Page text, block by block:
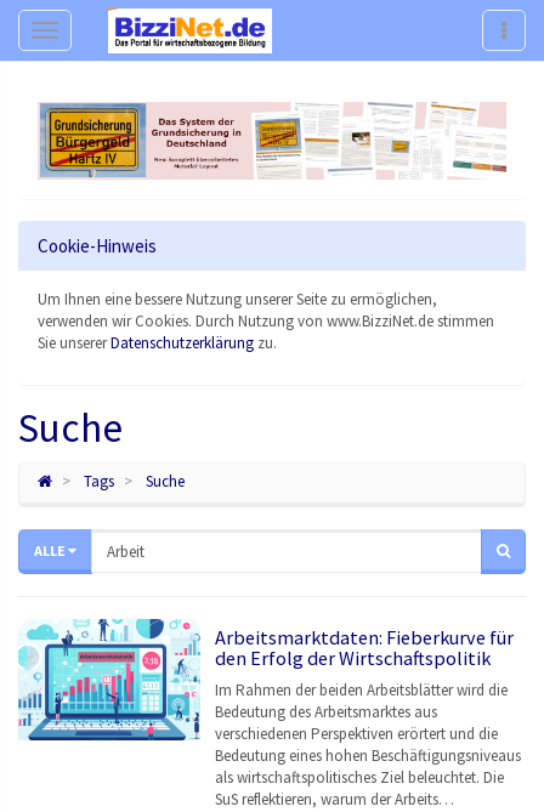
Navigation
Cookie-Hinweis
Um Ihnen eine bessere Nutzung unserer Seite zu ermöglichen,
verwenden wir Cookies. Durch Nutzung von www.BizziNet.de stimmen
Sie unsererDatenschutzerklärung zu.
Suche
Tags Suche
ALLE
Arbeitsmarktdaten: Fieberkurve für
den Erfolg der Wirtschaftspolitik
Im Rahmen der beiden Arbeitsblätter wird die
Bedeutung des Arbeitsmarktes aus
verschiedenen Perspektiven erörtert und die
Bedeutung eines hohen Beschäftigungsniveaus
als wirtschaftspolitisches Ziel beleuchtet. Die
SuS reflektieren, warum der Arbeits…